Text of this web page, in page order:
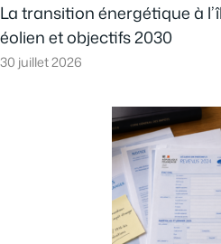
La transition énergétique à
éolien et objectifs 2030
30 juillet 2026